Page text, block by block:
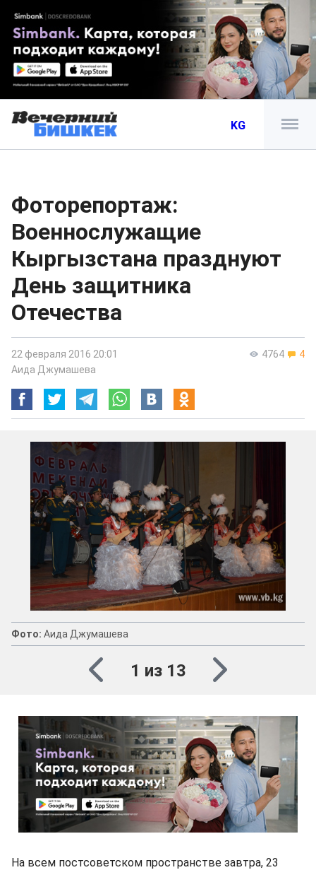
KG
Фоторепортаж:
Военнослужащие
Кыргызстана празднуют
День защитника
Отечества
4764 4
22 февраля 2016 20:01
Аида Джумашева
Фото: Аида Джумашева
1 из 13
На всем постсоветском пространстве завтра, 23